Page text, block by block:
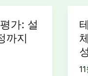
가: 설
까지